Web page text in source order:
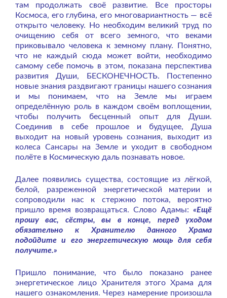
там продолжать своё развитие. Все просторы
Космоса, его глубина, его многовариантность — всё
открыто человеку. Но необходим великий труд по
очищению себя от всего земного, что веками
приковывало человека к земному плану. Понятно,
что не каждый сюда может войти, необходимо
самому себе помочь в этом, показана перспектива
развития Души, БЕСКОНЕЧНОСТЬ. Постепенно
новые знания раздвигают границы нашего сознания
и мы понимаем, что на Земле мы играем
определённую роль в каждом своём воплощении,
чтобы получить бесценный опыт для Души.
Соединив в себе прошлое и будущее, Душа
выходит на новый уровень сознания, выходит из
колеса Сансары на Земле и уходит в свободном
полёте в Космическую даль познавать новое.
Далее появились существа, состоящие из лёгкой,
белой, разреженной энергетической материи и
сопроводили нас к стержню потока, вероятно
пришло время возвращаться. Слово Адамы: «Ещё
прошу вас, сёстры, вы в конце, перед уходом
обязательно к Хранителю данного Храма
подойдите и его энергетическую мощь для себя
получите.»
Пришло понимание, что было показано ранее
энергетическое лицо Хранителя этого Храма для
нашего ознакомления. Через намерение произошла